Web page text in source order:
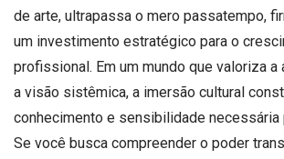
de arte, ultrapassa o mero passatempo,
um investimento estratégico para o
profissional. Em um mundo que valoriza
a visão sistêmica, a imersão cultural
conhecimento e sensibilidade necessária
Se você busca compreender o poder